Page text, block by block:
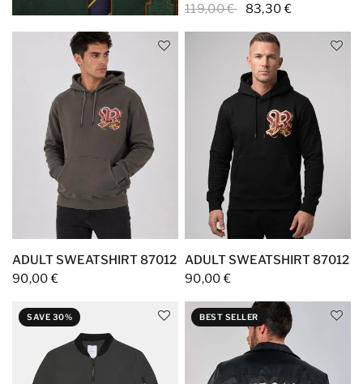
119,00 €
83,30 €
ADULT SWEATSHIRT 87012
90,00 €
ADULT SWEATSHIRT 87012
90,00 €
SAVE 30% BEST SELLER